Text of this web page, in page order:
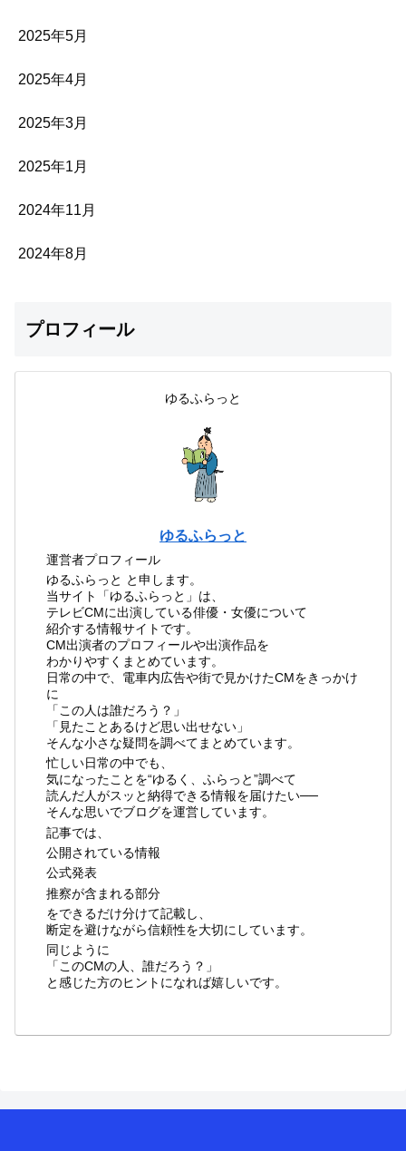
2025年5月
2025年4月
2025年3月
2025年1月
2024年11月
2024年8月
プロフィール
ゆるふらっと
ゆるふらっと
運営者プロフィール
ゆるふらっと と申します。
当サイト「ゆるふらっと」は、
テレビCMに出演している俳優・女優について
紹介する情報サイトです。
CM出演者のプロフィールや出演作品を
わかりやすくまとめています。
日常の中で、電車内広告や街で見かけたCMをきっかけ
に
「この人は誰だろう？」
「見たことあるけど思い出せない」
そんな小さな疑問を調べてまとめています。
忙しい日常の中でも、
気になったことを“ゆるく、ふらっと”調べて
読んだ人がスッと納得できる情報を届けたい──
そんな思いでブログを運営しています。
記事では、
公開されている情報
公式発表
推察が含まれる部分
をできるだけ分けて記載し、
断定を避けながら信頼性を大切にしています。
同じように
「このCMの人、誰だろう？」
と感じた方のヒントになれば嬉しいです。